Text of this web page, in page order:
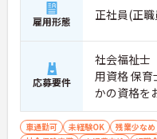
【資格を活かせるキャリア
・公的資格取得や自己啓発
アップが可能
・管理職や他職種への転
ンを用意
・髪色やネイルなどが自由
雇用形態 正社員(正
応募要件
社会福祉士
用資格 保
かの資格を
許（ＡＴ限
車通勤可 未経験OK 残業少なめ